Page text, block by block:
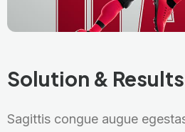
Solution & Results
Sagittis congue augue